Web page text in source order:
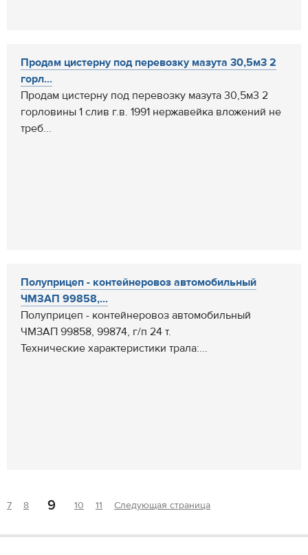
Продам цистерну под перевозку мазута 30,5м3 2
горл...
Продам цистерну под перевозку мазута 30,5м3 2
горловины 1 слив г.в. 1991 нержавейка вложений не
треб...
Полуприцеп - контейнеровоз автомобильный
ЧМЗАП 99858,...
Полуприцеп - контейнеровоз автомобильный
ЧМЗАП 99858, 99874, г/п 24 т.
Технические характеристики трала:...
7 8 9 10 11 Следующая страница